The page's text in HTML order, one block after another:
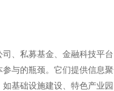
、私募基金、金融科技平台
与的瓶颈。它们提供信息
基础设施建设、特色产业园